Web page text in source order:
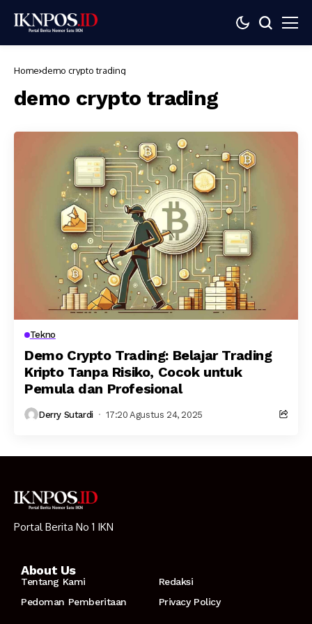
Home demo crypto trading
demo crypto trading
Tekno
Demo Crypto Trading: Belajar Trading
Kripto Tanpa Risiko, Cocok untuk
Pemula dan Profesional
Derry Sutardi 17:20 Agustus 24, 2025
Portal Berita No 1 IKN
About Us
Tentang Kami
Redaksi
Pedoman Pemberitaan
Privacy Policy